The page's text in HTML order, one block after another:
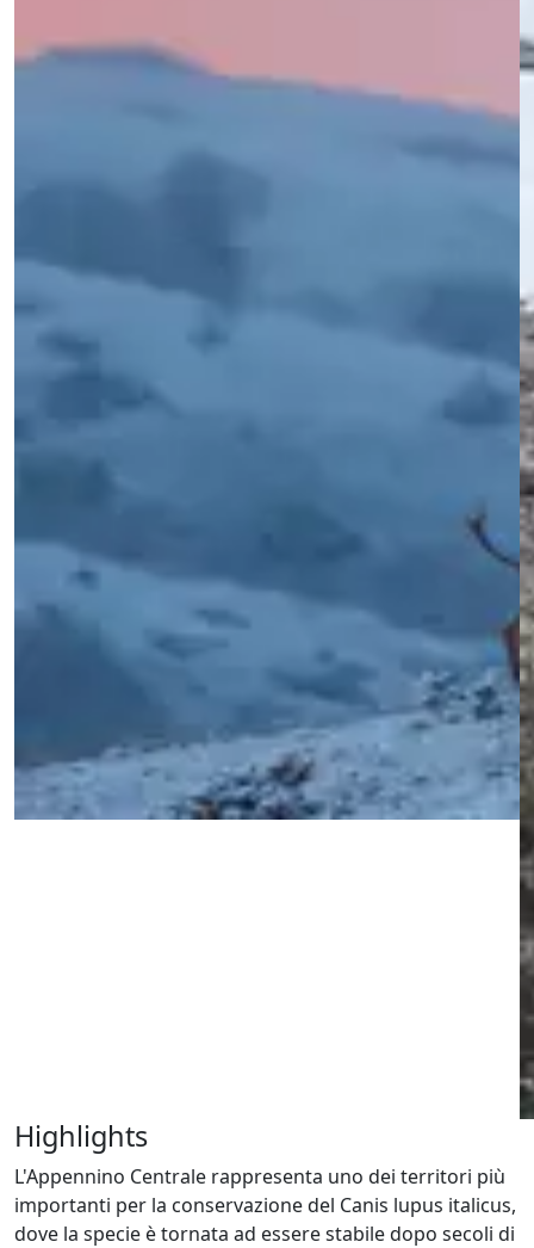
Highlights
L'Appennino Centrale rappresenta uno dei territori più
importanti per la conservazione del Canis lupus italicus,
dove la specie è tornata ad essere stabile dopo secoli di